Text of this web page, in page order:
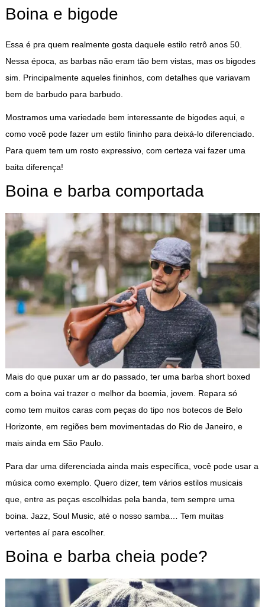
Boina e bigode
Essa é pra quem realmente gosta daquele estilo retrô anos 50.
Nessa época, as barbas não eram tão bem vistas, mas os bigodes
sim. Principalmente aqueles fininhos, com detalhes que variavam
bem de barbudo para barbudo.
Mostramos uma variedade bem interessante de bigodes aqui, e
como você pode fazer um estilo fininho para deixá-lo diferenciado.
Para quem tem um rosto expressivo, com certeza vai fazer uma
baita diferença!
Boina e barba comportada
Mais do que puxar um ar do passado, ter uma barba short boxed
com a boina vai trazer o melhor da boemia, jovem. Repara só
como tem muitos caras com peças do tipo nos botecos de Belo
Horizonte, em regiões bem movimentadas do Rio de Janeiro, e
mais ainda em São Paulo.
Para dar uma diferenciada ainda mais específica, você pode usar a
música como exemplo. Quero dizer, tem vários estilos musicais
que, entre as peças escolhidas pela banda, tem sempre uma
boina. Jazz, Soul Music, até o nosso samba… Tem muitas
vertentes aí para escolher.
Boina e barba cheia pode?